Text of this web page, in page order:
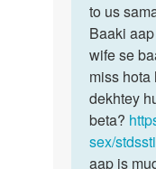
to us
Baaki
wife se
miss hota
dekhtey
beta?
sex/
aap is